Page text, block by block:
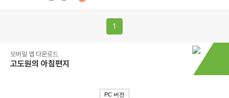
1
모바일 앱 다운로드
고도원의 아침편지
PC 버전